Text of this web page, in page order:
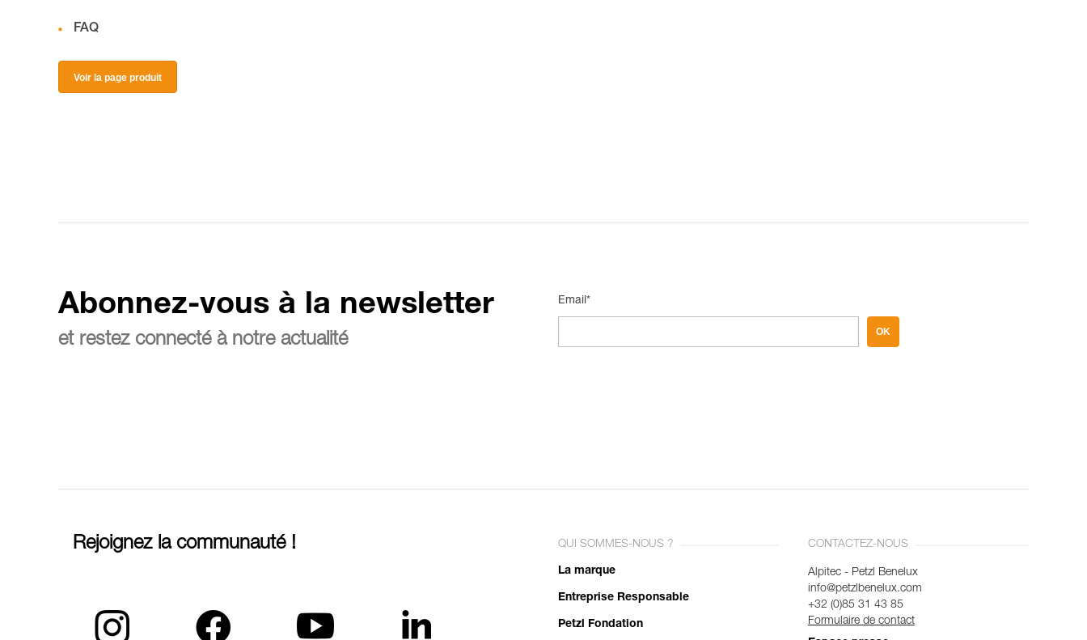
FAQ
Voir la page produit
Abonnez-vous à la newsletter
et restez connecté à notre actualité
Email*
OK
Rejoignez la communauté ! QUI SOMMES-NOUS ?
La marque
Entreprise Responsable
Petzl Fondation
CONTACTEZ-NOUS
Alpitec - Petzl Benelux
info@petzlbenelux.com
+32 (0)85 31 43 85
Formulaire de contact